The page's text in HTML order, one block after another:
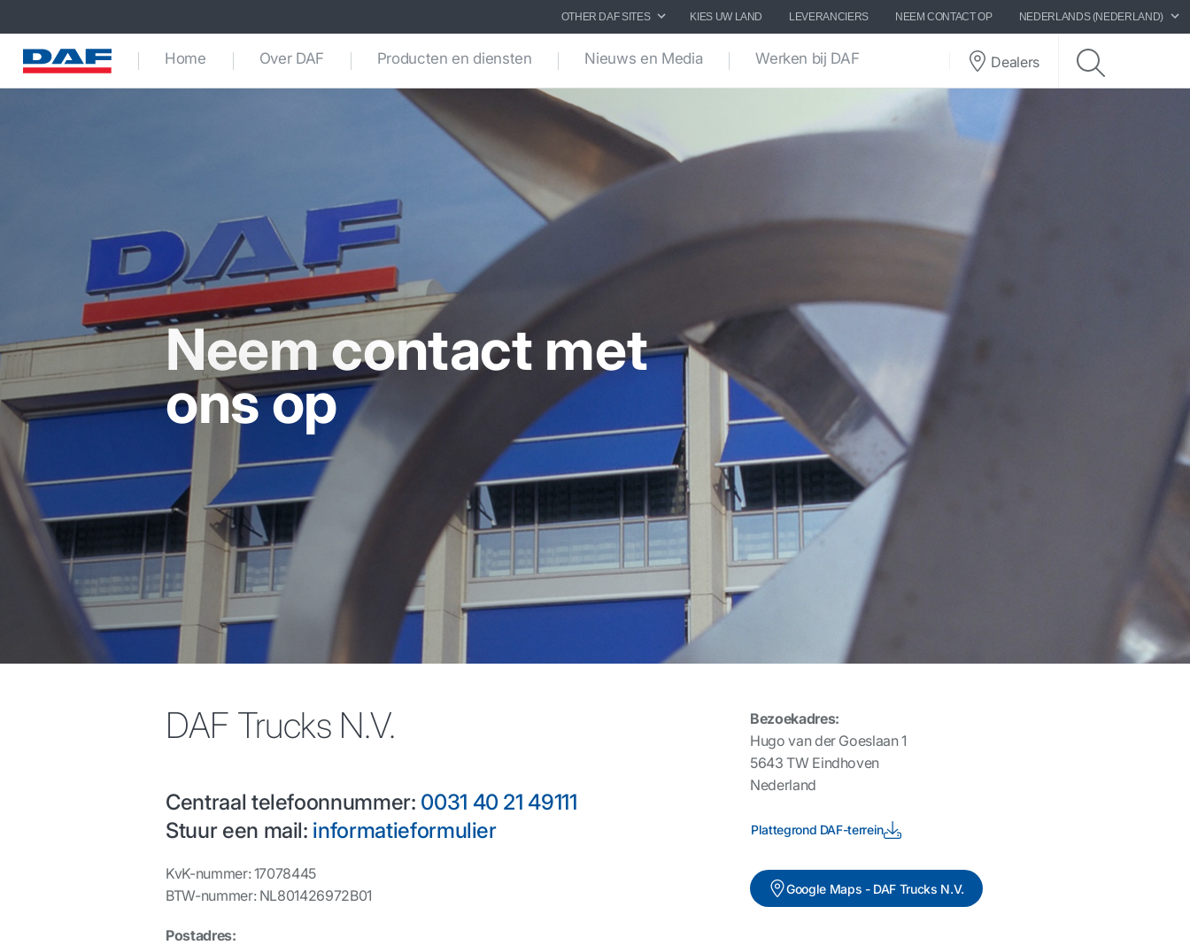
OTHER DAF SITES KIES UW LAND LEVERANCIERS NEEM CONTACT OP NEDERLANDS (NEDERLAND)
Home Over DAF Producten en diensten Nieuws en Media Werken bij DAF Dealers
Neem contact met
ons op
DAF Trucks N.V.
Centraal telefoonnummer: 0031 40 21 49111
Stuur een mail: informatieformulier
KvK-nummer: 17078445
BTW-nummer: NL801426972B01
Postadres:
Bezoekadres:
Hugo van der Goeslaan 1
5643 TW Eindhoven
Nederland
Plattegrond DAF-terrein
Google Maps - DAF Trucks N.V.